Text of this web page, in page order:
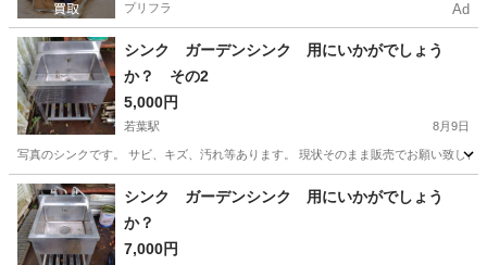
プリフラ Ad
シンク ガーデンシンク 用にいかがでしょう
か？ その2
5,000円
若葉駅 8月9日
写真のシンクです。 サビ、キズ、汚れ等あります。 現状そのまま販売でお願い致し
埼玉 坂戸市 若葉駅 その他 シンク
シンク ガーデンシンク 用にいかがでしょう
か？
7,000円